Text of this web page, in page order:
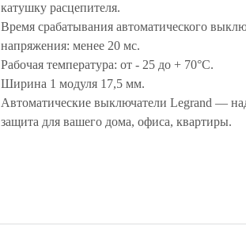
катушку расцепителя.
Время срабатывания автоматического
напряжения: менее 20 мс.
Рабочая температура: от - 25 до + 70°С.
Ширина 1 модуля 17,5 мм.
Автоматические выключатели Legrand —
защита для вашего дома, офиса, квартиры.